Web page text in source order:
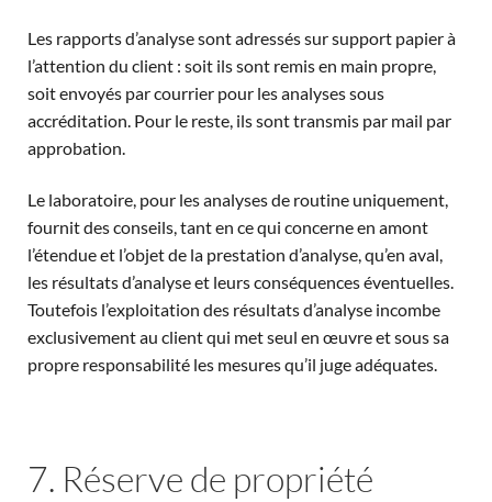
Les rapports d’analyse sont adressés sur support papier à
l’attention du client : soit ils sont remis en main propre,
soit envoyés par courrier pour les analyses sous
accréditation. Pour le reste, ils sont transmis par mail par
approbation.
Le laboratoire, pour les analyses de routine uniquement,
fournit des conseils, tant en ce qui concerne en amont
l’étendue et l’objet de la prestation d’analyse, qu’en aval,
les résultats d’analyse et leurs conséquences éventuelles.
Toutefois l’exploitation des résultats d’analyse incombe
exclusivement au client qui met seul en œuvre et sous sa
propre responsabilité les mesures qu’il juge adéquates.
7. Réserve de propriété